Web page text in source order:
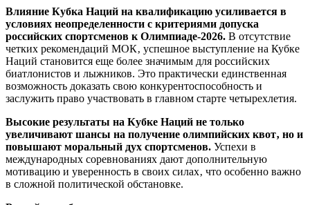
Влияние Кубка Наций на квалификацию усиливается в
условиях неопределенности с критериями допуска
российских спортсменов к Олимпиаде-2026. В отсутствие
четких рекомендаций МОК‚ успешное выступление на Кубке
Наций становится еще более значимым для российских
биатлонистов и лыжников. Это практически единственная
возможность доказать свою конкурентоспособность и
заслужить право участвовать в главном старте четырехлетия.
Высокие результаты на Кубке Наций не только
увеличивают шансы на получение олимпийских квот‚ но и
повышают моральный дух спортсменов. Успехи в
международных соревнованиях дают дополнительную
мотивацию и уверенность в своих силах‚ что особенно важно
в сложной политической обстановке.